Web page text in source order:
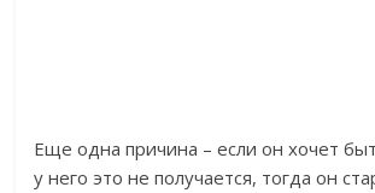
Еще одна причина – если он хочет
у него это не получается, тогда он